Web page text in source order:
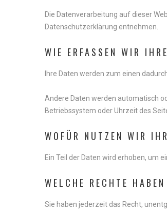
Die Datenverarbeitung auf dieser
Datenschutzerklärung entnehmen.
WIE ERFASSEN WIR IHRE
Ihre Daten werden zum einen
Andere Daten werden automatisch
Betriebssystem oder Uhrzeit des
WOFÜR NUTZEN WIR
Ein Teil der Daten wird erhoben, um
WELCHE RECHTE HABEN
Sie haben jederzeit das Recht,